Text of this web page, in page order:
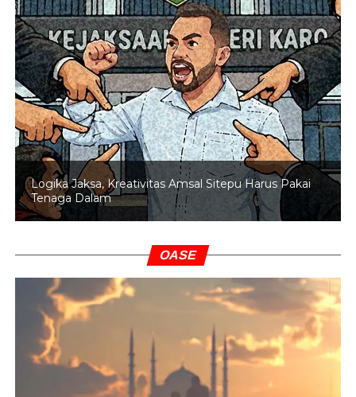
Logika Jaksa, Kreativitas Amsal Sitepu Harus Pakai
Tenaga Dalam
OASE